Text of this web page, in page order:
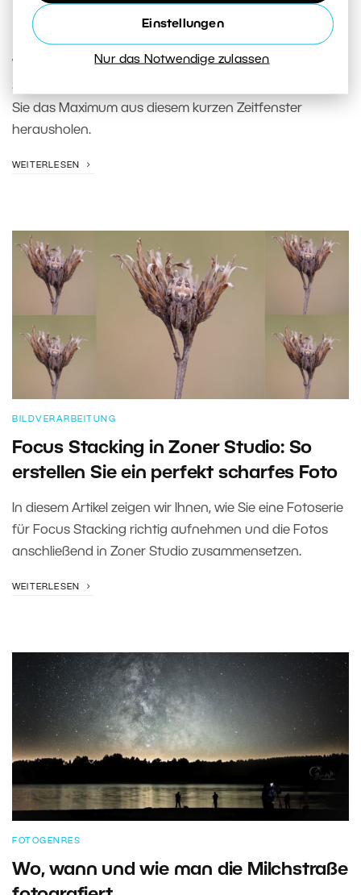
Einstellungen
Nur das Notwendige zulassen
Blaue Stunde: So machen Sie das
Beste aus ihr
Wir zeigen Ihnen, wie Sie während der blauen Stunde
Stadt, Landschaft und Porträts fotografieren und wie
Sie das Maximum aus diesem kurzen Zeitfenster
herausholen.
WEITERLESEN
BILDVERARBEITUNG
Focus Stacking in Zoner Studio: So
erstellen Sie ein perfekt scharfes Foto
In diesem Artikel zeigen wir Ihnen, wie Sie eine Fotoserie
für Focus Stacking richtig aufnehmen und die Fotos
anschließend in Zoner Studio zusammensetzen.
WEITERLESEN
FOTOGENRES
Wo, wann und wie man die Milchstraße